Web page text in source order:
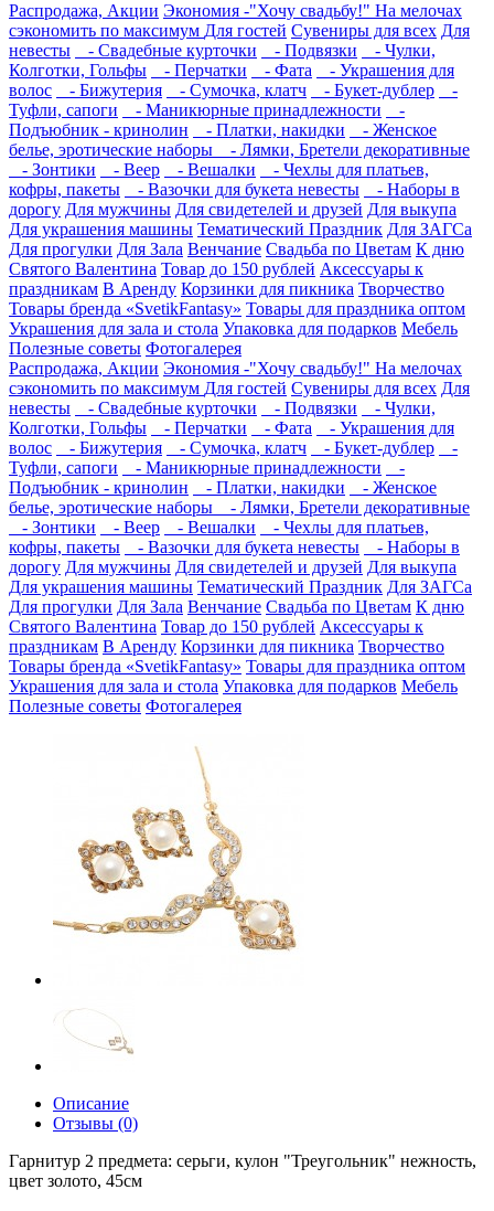
Распродажа, Акции Экономия -"Хочу свадьбу!" На мелочах
сэкономить по максимум Для гостей Сувениры для всех Для
невесты
- Свадебные курточки - Подвязки
- Чулки,
Колготки, Гольфы
- Перчатки - Фата
- Украшения для
волос
- Бижутерия - Сумочка, клатч - Букет-дублер
-
Туфли, сапоги
- Маникюрные принадлежности
-
Подъюбник - кринолин
- Платки, накидки
- Женское
белье, эротические наборы
- Лямки, Бретели декоративные
- Зонтики
- Веер - Вешалки
- Чехлы для платьев,
кофры, пакеты
- Вазочки для букета невесты
- Наборы в
дорогу Для мужчины Для свидетелей и друзей Для выкупа
Для украшения машины Тематический Праздник Для ЗАГСа
Для прогулки Для Зала Венчание Свадьба по Цветам К дню
Святого Валентина Товар до 150 рублей Аксессуары к
праздникам В Аренду Корзинки для пикника Творчество
Товары бренда «SvetikFantasy» Товары для праздника оптом
Украшения для зала и стола Упаковка для подарков Мебель
Полезные советы Фотогалерея
Распродажа, Акции Экономия -"Хочу свадьбу!" На мелочах
сэкономить по максимум Для гостей Сувениры для всех Для
невесты
- Свадебные курточки - Подвязки
- Чулки,
Колготки, Гольфы
- Перчатки - Фата
- Украшения для
волос
- Бижутерия - Сумочка, клатч - Букет-дублер
-
Туфли, сапоги
- Маникюрные принадлежности
-
Подъюбник - кринолин
- Платки, накидки
- Женское
белье, эротические наборы
- Лямки, Бретели декоративные
- Зонтики
- Веер - Вешалки
- Чехлы для платьев,
кофры, пакеты
- Вазочки для букета невесты
- Наборы в
дорогу Для мужчины Для свидетелей и друзей Для выкупа
Для украшения машины Тематический Праздник Для ЗАГСа
Для прогулки Для Зала Венчание Свадьба по Цветам К дню
Святого Валентина Товар до 150 рублей Аксессуары к
праздникам В Аренду Корзинки для пикника Творчество
Товары бренда «SvetikFantasy» Товары для праздника оптом
Украшения для зала и стола Упаковка для подарков Мебель
Полезные советы Фотогалерея
Описание
Отзывы (0)
Гарнитур 2 предмета: серьги, кулон "Треугольник" нежность,
цвет золото, 45см